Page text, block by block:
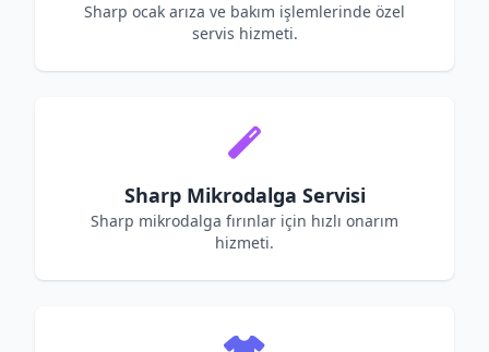
Sharp ocak arıza ve bakım işlemlerinde özel
servis hizmeti.
Sharp Mikrodalga Servisi
Sharp mikrodalga fırınlar için hızlı onarım
hizmeti.